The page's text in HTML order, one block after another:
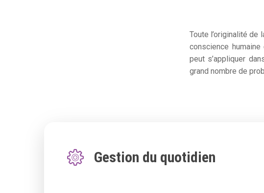
Toute l’originalité de
conscience
peut s’appliquer
grand nombre de
Gestion du quotidien